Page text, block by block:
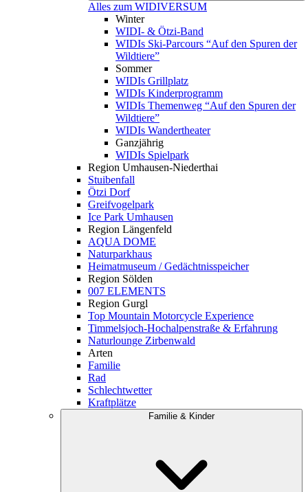
Alles zum WIDIVERSUM
Winter
WIDI- & Ötzi-Band
WIDIs Ski-Parcours “Auf den Spuren der
Wildtiere”
Sommer
WIDIs Grillplatz
WIDIs Kinderprogramm
WIDIs Themenweg “Auf den Spuren der
Wildtiere”
WIDIs Wandertheater
Ganzjährig
WIDIs Spielpark
Region Umhausen-Niederthai
Stuibenfall
Ötzi Dorf
Greifvogelpark
Ice Park Umhausen
Region Längenfeld
AQUA DOME
Naturparkhaus
Heimatmuseum / Gedächtnisspeicher
Region Sölden
007 ELEMENTS
Region Gurgl
Top Mountain Motorcycle Experience
Timmelsjoch-Hochalpenstraße & Erfahrung
Naturlounge Zirbenwald
Arten
Familie
Rad
Schlechtwetter
Kraftplätze
Familie & Kinder